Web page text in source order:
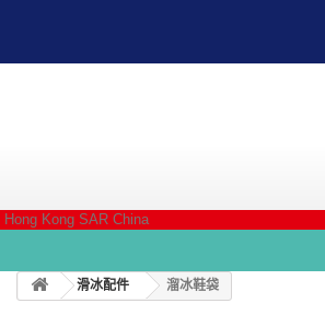
Hong Kong SAR China
滑冰配件 溜冰鞋袋